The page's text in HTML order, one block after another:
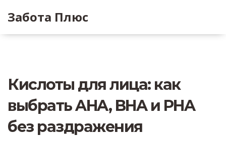
Забота Плюс
Кислоты для лица: как
выбрать AHA, BHA и PHA
без раздражения